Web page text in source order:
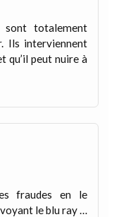
sont totalement
Ils interviennent
qu’il peut nuire à
fraudes en le
le blu ray …